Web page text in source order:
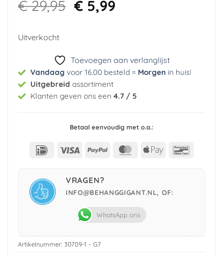
€29,95 Oorspronkelijke
prijs
€5,99Huidige
Uitverkocht
Toevoegen aan verlanglijst
Vandaag voor 16.00 besteld = Morgen in huis!
Uitgebreid assortiment
Klanten geven ons een 4.7 / 5
Betaal eenvoudig met o.a.:
IDeal Visa PayPal MasterCard
Apple
VRAGEN?
INFO@BEHANGGIGANT.NL, OF:
WhatsApp ons
Artikelnummer: 30709-1 - G7